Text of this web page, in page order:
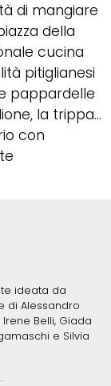
di mangiare
della
cucina
pitiglianesi
pappardelle
la trippa…
con
ideata da
di Alessandro
Belli, Giada
e Silvia